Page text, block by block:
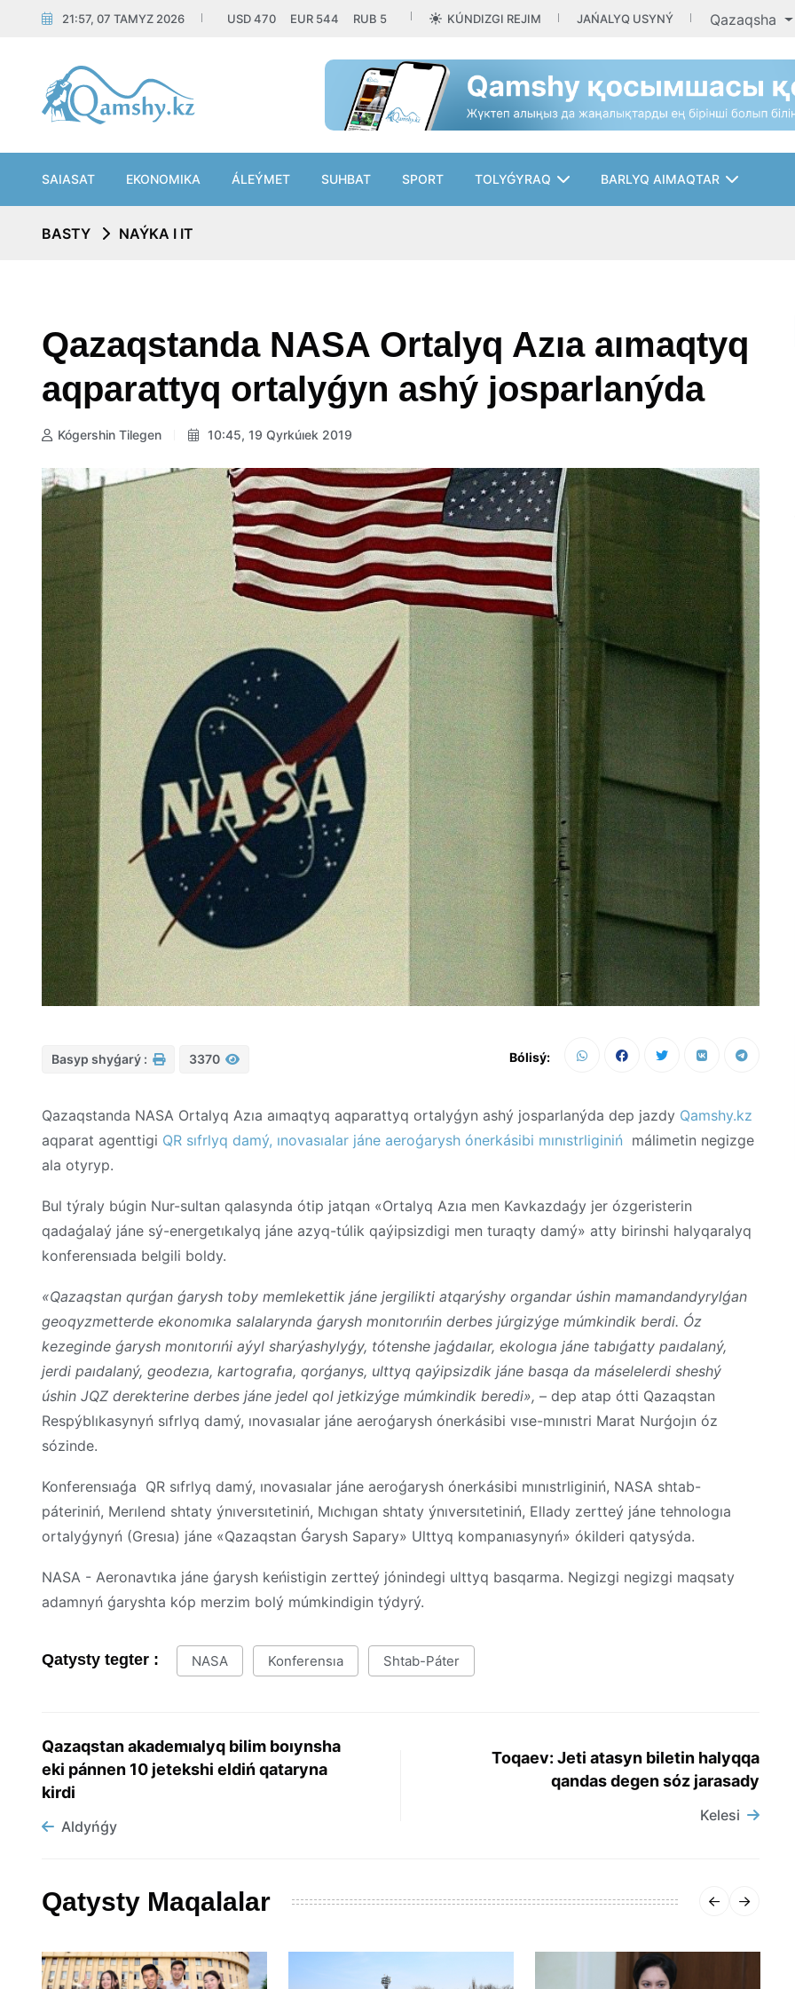
21:57, 07 TAMYZ 2026 USD470 EUR 544 RUB 5 KÚNDIZGI REJIM JAŃALYQ USYNÝ Qazaqsha
SAIASAT EKONOMIKA ÁLEÝMET SUHBAT SPORT TOLYǴYRAQ BARLYQ AIMAQTAR
BASTY NAÝKA I IT
Qazaqstanda NASA Ortalyq Azıa aımaqtyq
aqparattyq ortalyǵyn ashý josparlanýda
Kógershin Tilegen 10:45, 19 Qyrkúıek 2019
Basyp shyǵarý : 3370 Bólisý:
Qazaqstanda NASA Ortalyq Azıa aımaqtyq aqparattyq ortalyǵyn ashý josparlanýda dep jazdy Qamshy.kz
aqparat agenttigi QR sıfrlyq damý, ınovasıalar jáne aeroǵarysh ónerkásibi mınıstrliginiń málimetin negizge
ala otyryp.
Bul týraly búgin Nur-sultan qalasynda ótip jatqan «Ortalyq Azıa men Kavkazdaǵy jer ózgeristerin
qadaǵalaý jáne sý-energetıkalyq jáne azyq-túlik qaýipsizdigi men turaqty damý» atty birinshi halyqaralyq
konferensıada belgili boldy.
«Qazaqstan qurǵan ǵarysh toby memlekettik jáne jergilikti atqarýshy organdar úshin mamandandyrylǵan
geoqyzmetterde ekonomıka salalarynda ǵarysh monıtorıńin derbes júrgizýge múmkindik berdi. Óz
kezeginde ǵarysh monıtorıńi aýyl sharýashylyǵy, tótenshe jaǵdaılar, ekologıa jáne tabıǵatty paıdalaný,
jerdi paıdalaný, geodezıa, kartografıa, qorǵanys, ulttyq qaýipsizdik jáne basqa da máselelerdi sheshý
úshin JQZ derekterine derbes jáne jedel qol jetkizýge múmkindik beredi», – dep atap ótti Qazaqstan
Respýblıkasynyń sıfrlyq damý, ınovasıalar jáne aeroǵarysh ónerkásibi vıse-mınıstri Marat Nurǵojın óz
sózinde.
Konferensıaǵa QR sıfrlyq damý, ınovasıalar jáne aeroǵarysh ónerkásibi mınıstrliginiń, NASA shtab-
páteriniń, Merılend shtaty ýnıversıtetiniń, Mıchıgan shtaty ýnıversıtetiniń, Ellady zertteý jáne tehnologıa
ortalyǵynyń (Gresıa) jáne «Qazaqstan Ǵarysh Sapary» Ulttyq kompanıasynyń» ókilderi qatysýda.
NASA - Aeronavtıka jáne ǵarysh keńistigin zertteý jónindegi ulttyq basqarma. Negizgi negizgi maqsaty
adamnyń ǵaryshta kóp merzim bolý múmkindigin týdyrý.
Qatysty tegter : NASA Konferensıa Shtab-Páter
Qazaqstan akademıalyq bilim boıynsha
eki pánnen 10 jetekshi eldiń qataryna
kirdi
Aldyńǵy
Toqaev: Jeti atasyn biletin halyqqa
qandas degen sóz jarasady
Kelesi
Qatysty Maqalalar